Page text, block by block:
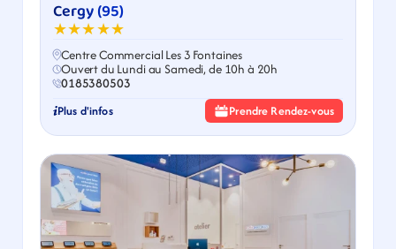
Cergy (95)
★★★★★
Centre Commercial Les 3 Fontaines
Ouvert du Lundi au Samedi, de 10h à 20h
0185380503
Plus d'infos Prendre Rendez-vous